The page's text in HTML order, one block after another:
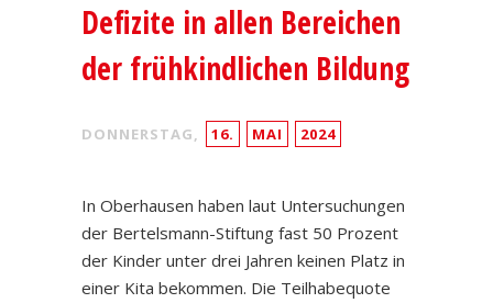
Defizite in allen Bereichen
der frühkindlichen Bildung
DONNERSTAG, 16. MAI 2024
In Oberhausen haben laut Untersuchungen
der Bertelsmann-Stiftung fast 50 Prozent
der Kinder unter drei Jahren keinen Platz in
einer Kita bekommen. Die Teilhabequote